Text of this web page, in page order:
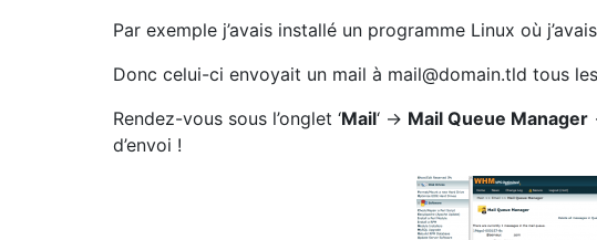
Par exemple j’avais installé un programme Linux où
Donc celui-ci envoyait un mail à mail@domain.tld tous
Rendez-vous sous l’onglet ‘Mail‘ -> Mail Queue Manager
d’envoi !